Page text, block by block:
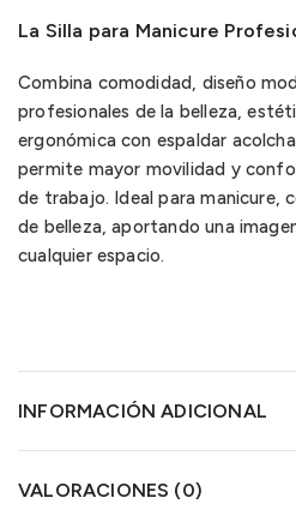
La Silla para Manicure
Combina comodidad, diseño
profesionales de la belleza,
ergonómica con espaldar
permite mayor movilidad y
de trabajo. Ideal para manicure,
de belleza, aportando una
cualquier espacio.
INFORMACIÓN ADICIONAL
VALORACIONES (0)